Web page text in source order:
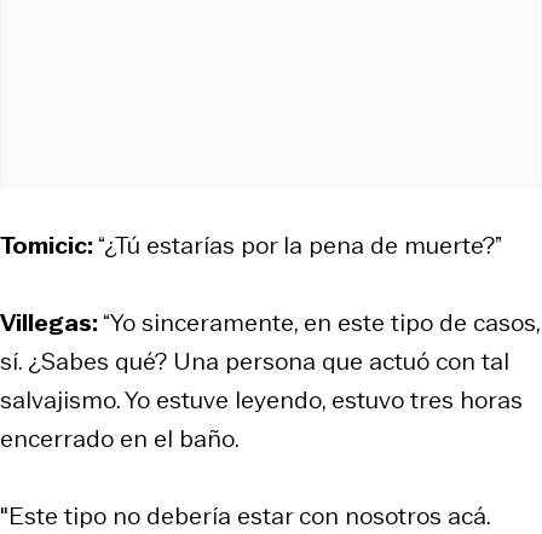
Tomicic:“¿Tú estarías por la pena de muerte?”
Villegas:“Yo sinceramente, en este tipo de casos,
sí. ¿Sabes qué? Una persona que actuó con tal
salvajismo. Yo estuve leyendo, estuvo tres horas
encerrado en el baño.
"Este tipo no debería estar con nosotros acá.